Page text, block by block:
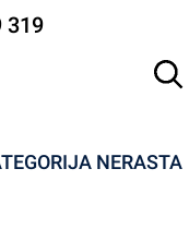
319
NERASTA